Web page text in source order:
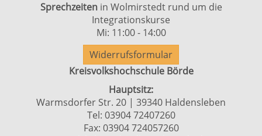
Sprechzeiten in Wolmirstedt rund um die
Integrationskurse
Mi: 11:00 - 14:00
Widerrufsformular
Kreisvolkshochschule Börde
Hauptsitz:
Warmsdorfer Str. 20 | 39340 Haldensleben
Tel: 03904 72407260
Fax: 03904 724057260